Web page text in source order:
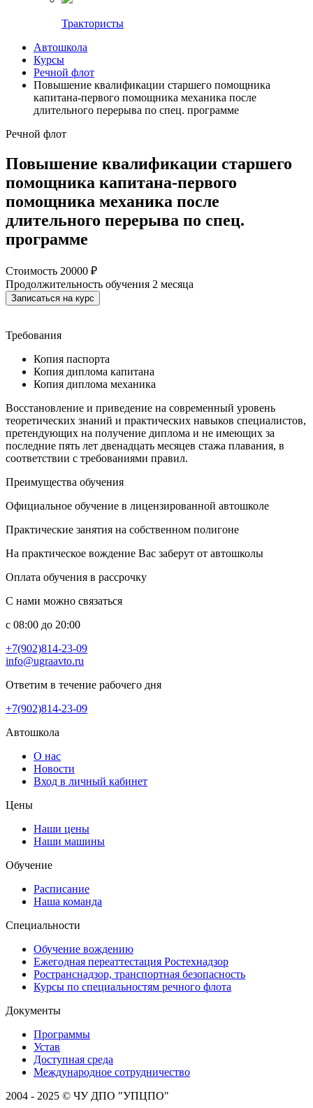
Трактористы
Автошкола
Курсы
Речной флот
Повышение квалификации старшего помощника
капитана-первого помощника механика после
длительного перерыва по спец. программе
Речной флот
Повышение квалификации старшего
помощника капитана-первого
помощника механика после
длительного перерыва по спец.
программе
Стоимость 20000 ₽
Продолжительность обучения 2 месяца
Требования
Копия паспорта
Копия диплома капитана
Копия диплома механика
Восстановление и приведение на современный уровень
теоретических знаний и практических навыков специалистов,
претендующих на получение диплома и не имеющих за
последние пять лет двенадцать месяцев стажа плавания, в
соответствии с требованиями правил.
Преимущества обучения
Официальное обучение в лицензированной автошколе
Практические занятия на собственном полигоне
На практическое вождение Вас заберут от автошколы
Оплата обучения в рассрочку
С нами можно связаться
с 08:00 до 20:00
+7(902)814-23-09
info@ugraavto.ru
Ответим в течение рабочего дня
+7(902)814-23-09
Автошкола
О нас
Новости
Вход в личный кабинет
Цены
Наши цены
Наши машины
Обучение
Расписание
Наша команда
Специальности
Обучение вождению
Ежегодная переаттестация Ростехнадзор
Ространснадзор, транспортная безопасность
Курсы по специальностям речного флота
Документы
Программы
Устав
Доступная среда
Международное сотрудничество
2004 - 2025 © ЧУ ДПО "УПЦПО"